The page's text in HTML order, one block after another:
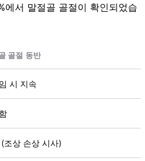
서 말절골 골절이 확인되었습
골절 동반
시 지속
조상 손상 시사)